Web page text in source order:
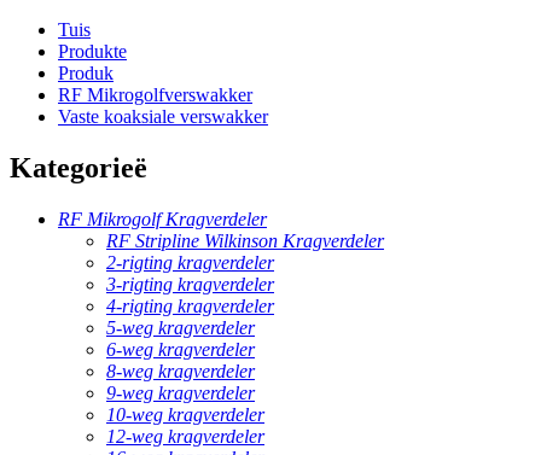
Tuis
Produkte
Produk
RF Mikrogolfverswakker
Vaste koaksiale verswakker
Kategorieë
RF Mikrogolf Kragverdeler
RF Stripline Wilkinson Kragverdeler
2-rigting kragverdeler
3-rigting kragverdeler
4-rigting kragverdeler
5-weg kragverdeler
6-weg kragverdeler
8-weg kragverdeler
9-weg kragverdeler
10-weg kragverdeler
12-weg kragverdeler